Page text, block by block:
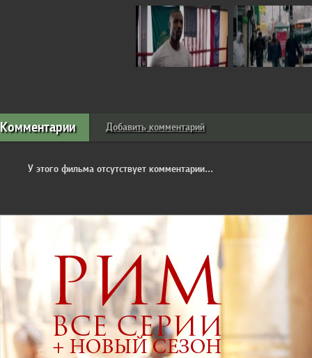
Комментарии Добавить комментарий
У этого фильма отсутствует комментарии...